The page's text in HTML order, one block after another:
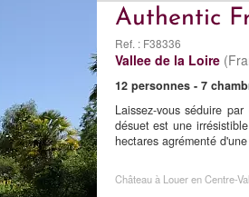
Authentic
Ref. : F38336
Vallee de la Loire
12 personnes - 7
Laissez-vous séduire
désuet est une
hectares agrémenté
Château à Louer en Centre-